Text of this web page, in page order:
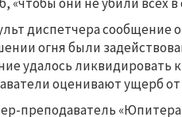
диспетчера сообщение
огня были
удалось ликвидировать
оценивают ущерб
преподаватель